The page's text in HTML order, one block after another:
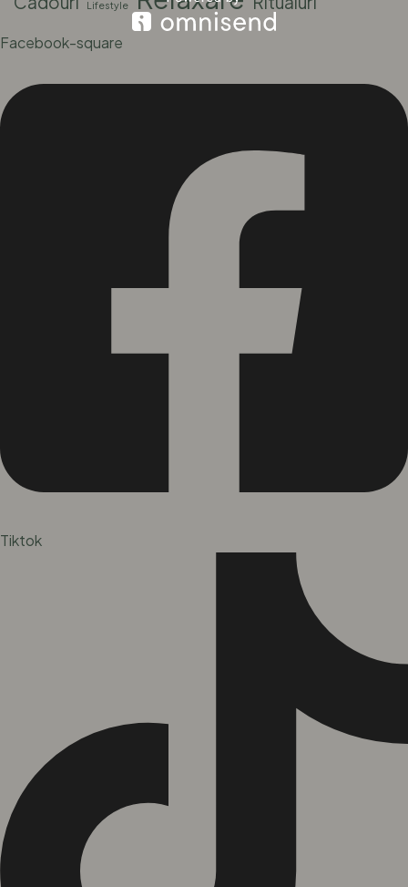
Lifestyle
Facebook-square
Tiktok